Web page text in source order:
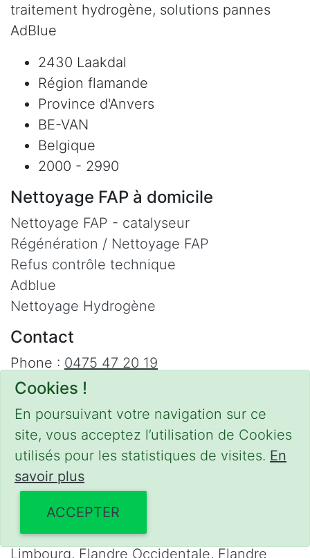
Cookies !
En poursuivant votre navigation sur ce
site, vous acceptez l’utilisation de Cookies
utilisés pour les statistiques de visites. En
savoir plus
ACCEPTER
traitement hydrogène, solutions pannes
AdBlue
2430 Laakdal
Région flamande
Province d'Anvers
BE-VAN
Belgique
2000 - 2990
Nettoyage FAP à domicile
Nettoyage FAP - catalyseur
Régénération / Nettoyage FAP
Refus contrôle technique
Adblue
Nettoyage Hydrogène
Contact
Phone : 0475 47 20 19
Email :mobilii@tcontact.me
Décalaminage & Régénération FAP à
domicile
Interventions urgentes sur la Belgique dans
les régions suivantes :
Bruxelles,Brabant Wallon
Hainaut,Liège,Mons
Limbourg, Flandre Occidentale, Flandre